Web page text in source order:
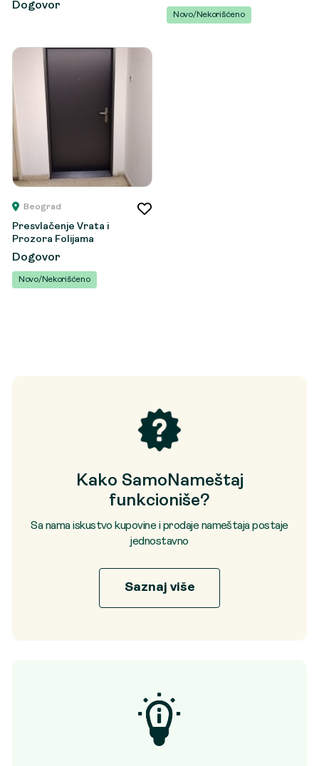
Dogovor
Novo/Nekorišćeno
Beograd
Presvlačenje Vrata i
Prozora Folijama
Dogovor
Novo/Nekorišćeno
Kako SamoNameštaj
funkcioniše?
Sa nama iskustvo kupovine i prodaje nameštaja postaje
jednostavno
Saznaj više